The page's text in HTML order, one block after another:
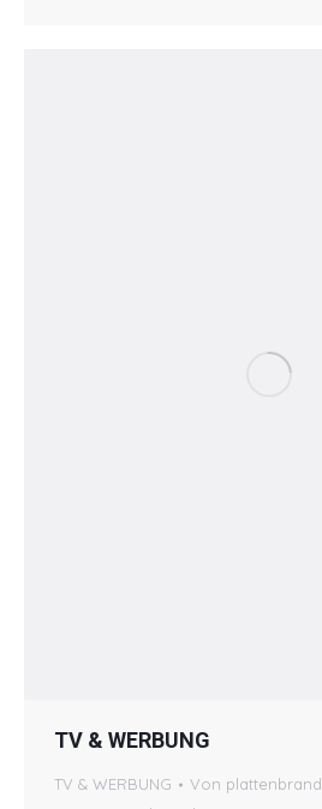
TV & WERBUNG
TV & WERBUNG Von plattenbrand